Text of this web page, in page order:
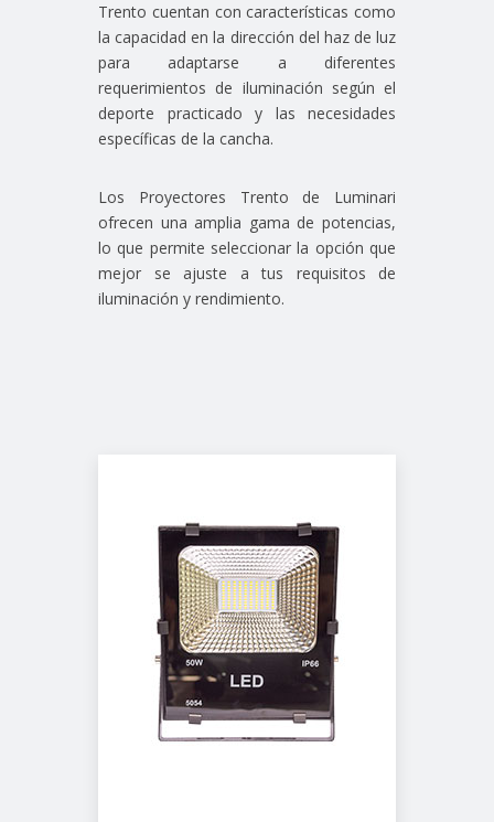
Trento cuentan con características como
la capacidad en la dirección del haz de luz
para adaptarse a diferentes
requerimientos de iluminación según el
deporte practicado y las necesidades
específicas de la cancha.
Los Proyectores Trento de Luminari
ofrecen una amplia gama de potencias,
lo que permite seleccionar la opción que
mejor se ajuste a tus requisitos de
iluminación y rendimiento.